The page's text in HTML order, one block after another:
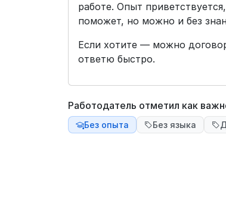
работе. Опыт
поможет, но можно и без
Если хотите — можно
ответю быстро.
Работодатель отметил как
Без опыта Без языка